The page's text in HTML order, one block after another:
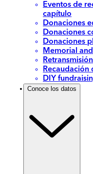
Eventos de
capítulo
Donaciones
Donaciones
Donaciones
Memorial
Recaudación
DIY
Conoce los datos